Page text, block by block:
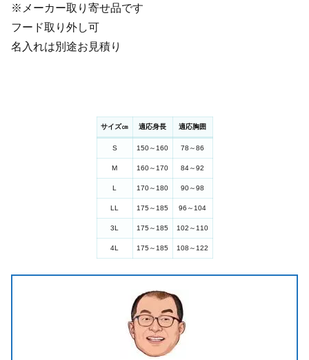
※メーカー取り寄せ品です
フード取り外し可
名入れは別途お見積り
サイズ㎝ 適応身長 適応胸囲
S 150～160 78～86
M 160～170 84～92
L 170～180 90～98
LL 175～185 96～104
3L 175～185 102～110
4L 175～185 108～122